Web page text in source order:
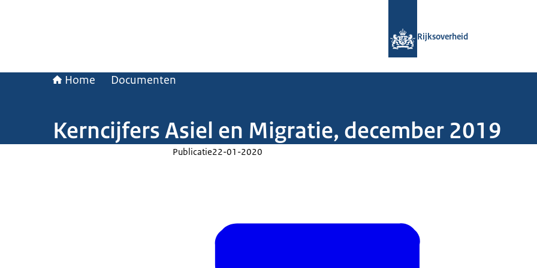
Rijksoverheid
Home Documenten
Kerncijfers Asiel en Migratie, december 2019
Publicatie22-01-2020